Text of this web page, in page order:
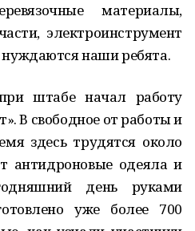
материалы,
электроинструмент
нуждаются наши ребята.
штабе начал работу
В свободное от работы и
здесь трудятся около
одеяла и
день руками
уже более 700